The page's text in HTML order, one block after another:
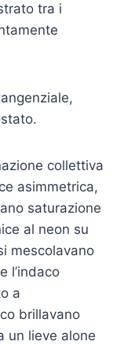
tra i
collettiva
asimmetrica,
saturazione
al neon su
mescolavano
l’indaco
a
brillavano
un lieve alone